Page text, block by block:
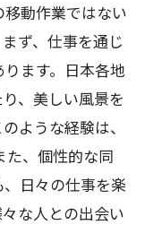
クワクに参加
動作業ではない
ず、仕事を通じ
ます。日本各地
、美しい風景を
ような経験は、
た、個性的な同
日々の仕事を楽
な人との出会い